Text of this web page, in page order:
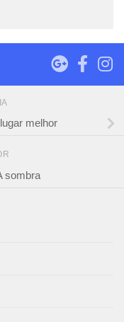
melhor
sombra